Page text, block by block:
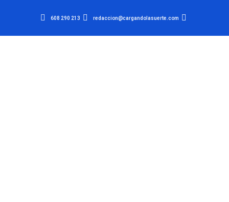
608 290 213 redaccion@cargandolasuerte.com